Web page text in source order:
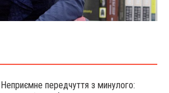
Неприємне передчуття з минулого: